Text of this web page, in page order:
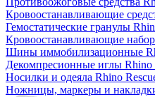
Кровоостанавливающие
Гемостатические гранулы
Кровоостанавливающие
Шины иммобилизационные
Декомпресионные иглы Rhino
Носилки и одеяла Rhino
Ножницы, маркеры и